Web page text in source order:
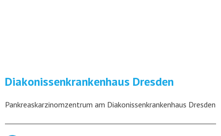
Diakonissenkrankenhaus Dresden
Pankreaskarzinomzentrum am Diakonissenkrankenhaus Dresden